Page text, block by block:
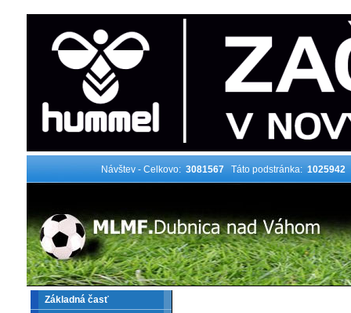
Návštev - Celkovo: 3081567 Táto podstránka: 1025942
Základná časť